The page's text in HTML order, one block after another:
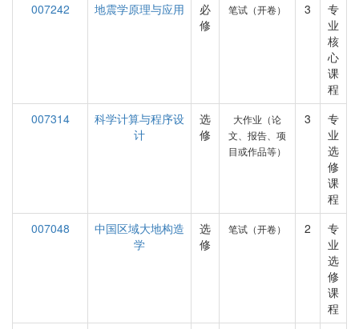
007242
地震学原理与应用
必
修
笔试（开卷） 3
专
业
核
心
课
程
007314
科学计算与程序设
计
选
修
大作业（论
文、报告、项
目或作品等）
3
专
业
选
修
课
程
007048
中国区域大地构造
学
选
修
笔试（开卷） 2
专
业
选
修
课
程